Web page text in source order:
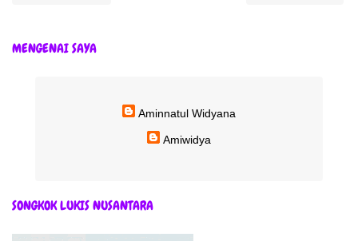
MENGENAI SAYA
Aminnatul Widyana
Amiwidya
SONGKOK LUKIS NUSANTARA